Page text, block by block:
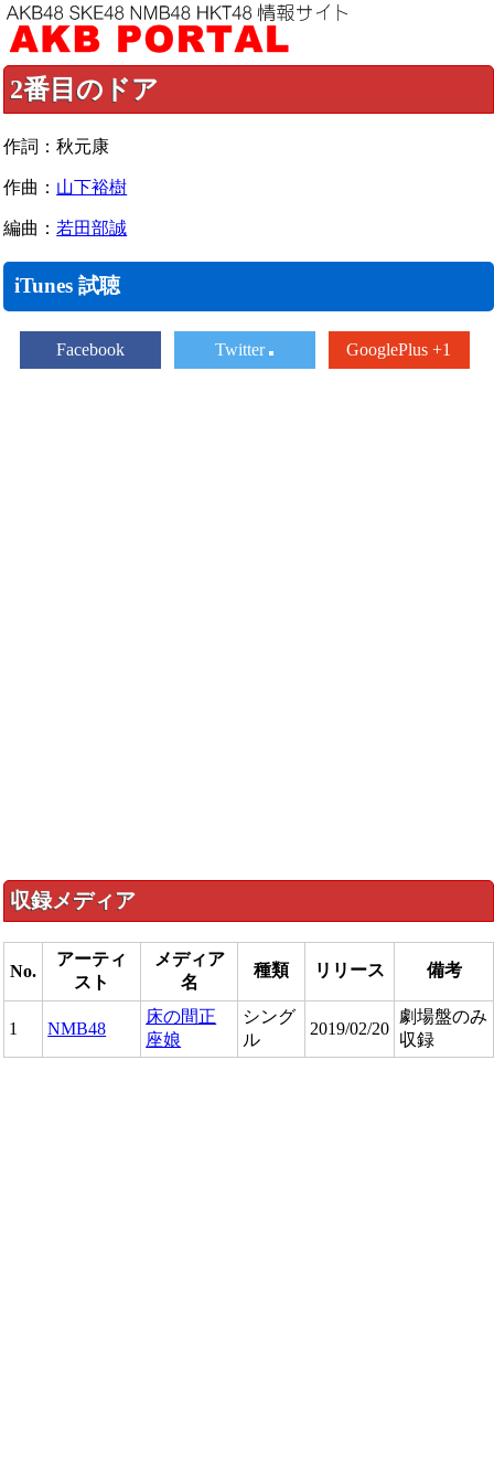
2番目のドア
作詞：秋元康
作曲： 山下裕樹
編曲： 若田部誠
iTunes 試聴
Facebook Twitter GooglePlus +1
収録メディア
No.
アーティ
スト
メディア
名
種類 リリース 備考
1 NMB48
床の間正
座娘
シング
ル
2019/02/20
劇場盤のみ
収録